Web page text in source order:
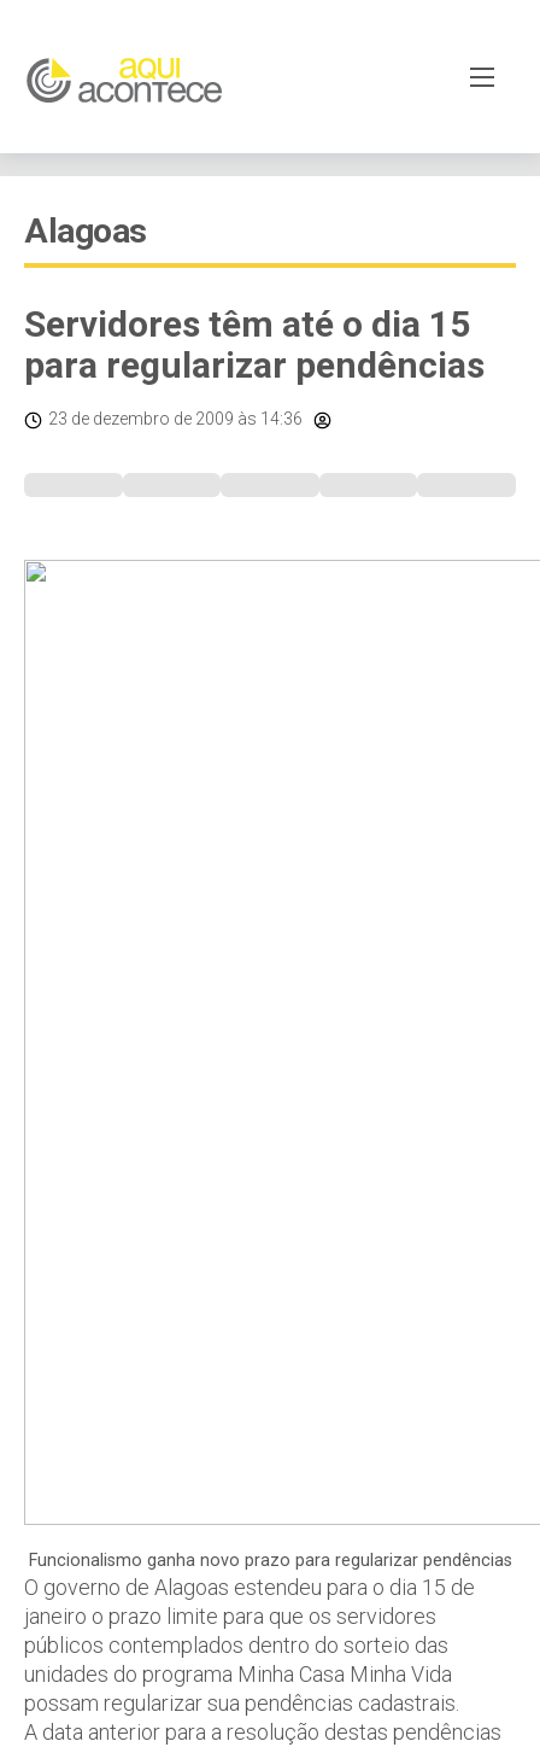
Alagoas
Servidores têm até o dia 15
para regularizar pendências
23 de dezembro de 2009 às 14:36
Funcionalismo ganha novo prazo para regularizar pendências
O governo de Alagoas estendeu para o dia 15 de
janeiro o prazo limite para que os servidores
públicos contemplados dentro do sorteio das
unidades do programa Minha Casa Minha Vida
possam regularizar sua pendências cadastrais.
A data anterior para a resolução destas pendências